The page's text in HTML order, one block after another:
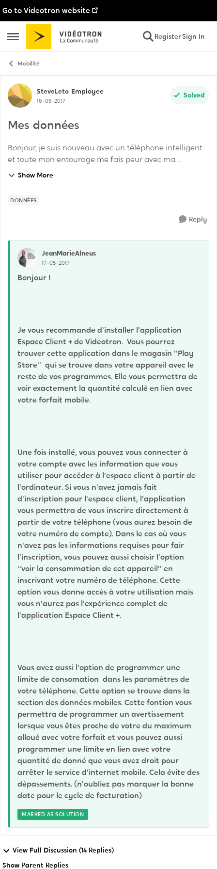
Go to Videotron website
Open Side Menu
Skip to content
RegisterSign In
Mobilité
Forum Discussion
SteveLeto Employee
16-05-2017
Solved
Mes données
Bonjour, je suis nouveau avec un téléphone intelligent
et toute mon entourage me fais peur avec ma
consommation de données .. J'ai vraiment peur de
Show More
DONNÉES
Reply
JeanMarieAlneus
17-05-2017
Bonjour !
Je vous recommande d'installer l'application
Espace Client + de Videotron. Vous pourrez
trouver cette application dans le magasin ''Play
Store'' qui se trouve dans votre appareil avec le
reste de vos programmes. Elle vous permettra de
voir exactement la quantité calculé en lien avec
votre forfait mobile.
Une fois installé, vous pouvez vous connecter à
votre compte avec les information que vous
utiliser pour accéder à l'espace client à partir de
l'ordinateur. Si vous n'avez jamais fait
d'inscription pour l'espace client, l'application
vous permettra de vous inscrire directement à
partir de votre téléphone (vous aurez besoin de
votre numéro de compte). Dans le cas où vous
n'avez pas les informations requises pour fair
l'inscription, vous pouvez aussi choisir l'option
''voir la consommation de cet appareil'' en
inscrivant votre numéro de téléphone. Cette
option vous donne accès à votre utilisation mais
vous n'aurez pas l'expérience complet de
l'application Espace Client +.
Vous avez aussi l'option de programmer une
limite de consomation dans les paramètres de
votre téléphone. Cette option se trouve dans la
section des données mobiles. Cette fontion vous
permettra de programmer un avertissement
lorsque vous êtes proche de votre du maximum
alloué avec votre forfait et vous pouvez aussi
programmer une limite en lien avec votre
quantité de donné que vous avez droit pour
arrêter le service d'internet mobile. Cela évite des
dépassements. (n'oubliez pas marquer la bonne
date pour le cycle de facturation)
MARKED AS SOLUTION
View Full Discussion (14 Replies)
Show Parent Replies